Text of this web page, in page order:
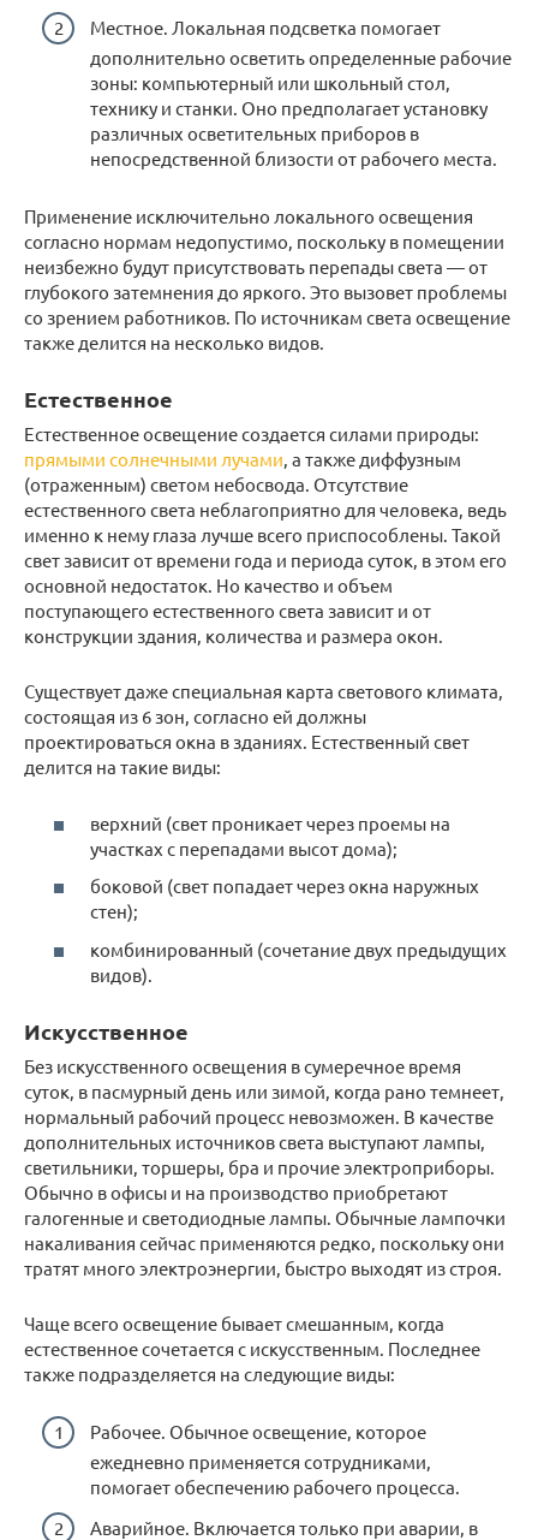
Местное. Локальная подсветка помогает
дополнительно осветить определенные рабочие
зоны: компьютерный или школьный стол,
технику и станки. Оно предполагает установку
различных осветительных приборов в
непосредственной близости от рабочего места.
Применение исключительно локального освещения
согласно нормам недопустимо, поскольку в помещении
неизбежно будут присутствовать перепады света — от
глубокого затемнения до яркого. Это вызовет проблемы
со зрением работников. По источникам света освещение
также делится на несколько видов.
Естественное
Естественное освещение создается силами природы:
прямыми солнечными лучами, а также диффузным
(отраженным) светом небосвода. Отсутствие
естественного света неблагоприятно для человека, ведь
именно к нему глаза лучше всего приспособлены. Такой
свет зависит от времени года и периода суток, в этом его
основной недостаток. Но качество и объем
поступающего естественного света зависит и от
конструкции здания, количества и размера окон.
Существует даже специальная карта светового климата,
состоящая из 6 зон, согласно ей должны
проектироваться окна в зданиях. Естественный свет
делится на такие виды:
верхний (свет проникает через проемы на
участках с перепадами высот дома);
боковой (свет попадает через окна наружных
стен);
комбинированный (сочетание двух предыдущих
видов).
Искусственное
Без искусственного освещения в сумеречное время
суток, в пасмурный день или зимой, когда рано темнеет,
нормальный рабочий процесс невозможен. В качестве
дополнительных источников света выступают лампы,
светильники, торшеры, бра и прочие электроприборы.
Обычно в офисы и на производство приобретают
галогенные и светодиодные лампы. Обычные лампочки
накаливания сейчас применяются редко, поскольку они
тратят много электроэнергии, быстро выходят из строя.
Чаще всего освещение бывает смешанным, когда
естественное сочетается с искусственным. Последнее
также подразделяется на следующие виды:
Рабочее. Обычное освещение, которое
ежедневно применяется сотрудниками,
помогает обеспечению рабочего процесса.
Аварийное. Включается только при аварии, в